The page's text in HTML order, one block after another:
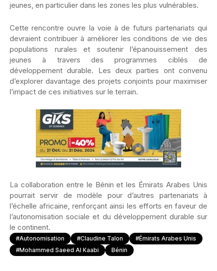
jeunes, en particulier dans les zones les plus vulnérables.
Cette rencontre ouvre la voie à de futurs partenariats qui
devraient contribuer à améliorer les conditions de vie des
populations rurales et soutenir l’épanouissement des
jeunes à travers des programmes ciblés de
développement durable. Les deux parties ont convenu
d’explorer davantage des projets conjoints pour maximiser
l’impact de ces initiatives sur le terrain.
La collaboration entre le Bénin et les Émirats Arabes Unis
pourrait servir de modèle pour d’autres partenariats à
l’échelle africaine, renforçant ainsi les efforts en faveur de
l’autonomisation sociale et du développement durable sur
le continent.
#Autonomisation #Claudine Talon
#Émirats Arabes Unis
#Mohammed Saeed Al Kaabi
Bénin